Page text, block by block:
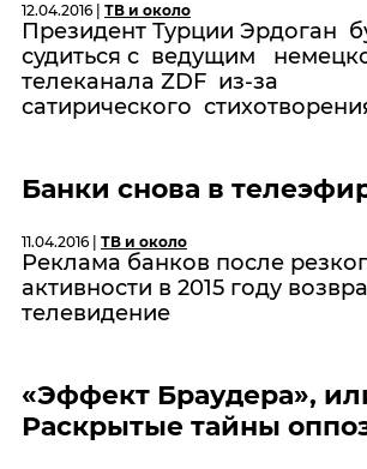
12.04.2016 | ТВ и около
Президент Турции Эрдоган
судиться с ведущим
телеканала ZDF из-за
сатирического
Банки снова в
11.04.2016 | ТВ и около
Реклама банков после
активности в 2015 году
телевидение
«Эффект Браудера»,
Раскрытые тайны